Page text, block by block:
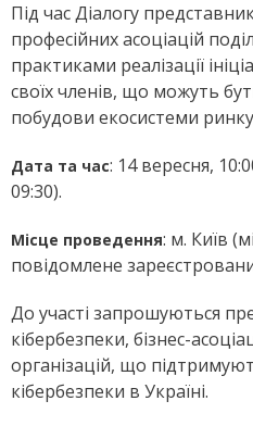
Під час Діалогу
професійних асоціацій
практиками реалізації
своїх членів, що можуть
побудови екосистеми ринку
Дата та час: 14 вересня,
09:30).
Місце проведення: м. Київ
повідомлене
До участі запрошуються
кібербезпеки, бізнес-
організацій, що
кібербезпеки в Україні.